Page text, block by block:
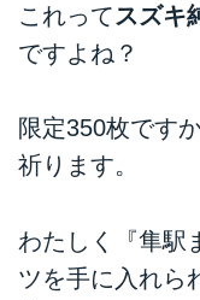
これってスズキ
ですよね？
限定350枚です
祈ります。
わたしく『隼駅
ツを手に入れら